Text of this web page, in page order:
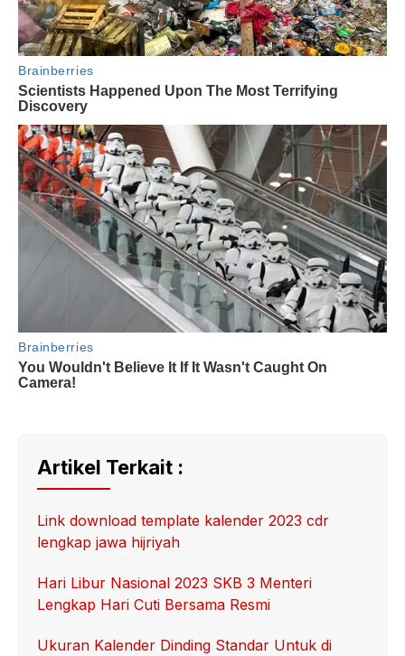
Artikel Terkait :
Link download template kalender 2023 cdr
lengkap jawa hijriyah
Hari Libur Nasional 2023 SKB 3 Menteri
Lengkap Hari Cuti Bersama Resmi
Ukuran Kalender Dinding Standar Untuk di